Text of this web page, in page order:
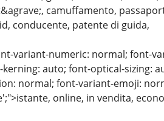
camuffamento,
conducente, patente di guida,
variant-numeric: normal; font-
auto; font-optical-sizing:
normal; font-variant-emoji:
online, in vendita,